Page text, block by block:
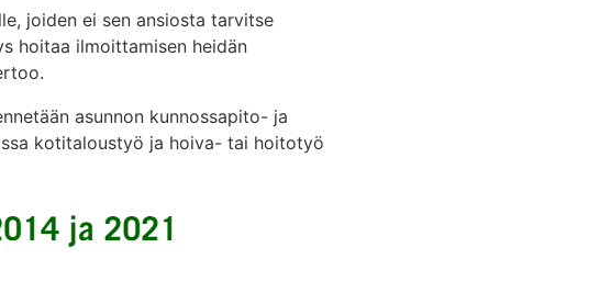
joiden ei sen ansiosta tarvitse
hoitaa ilmoittamisen heidän
asunnon kunnossapito- ja
kotitaloustyö ja hoiva- tai hoitotyö